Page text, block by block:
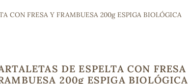
Hacer un pedido
CON FRESA Y FRAMBUESA 200g ESPIGA BIOLÓGICA
DE ESPELTA CON FRESA
200g ESPIGA BIOLÓGICA